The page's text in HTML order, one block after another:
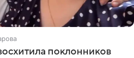
поклонников